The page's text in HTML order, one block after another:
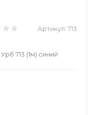
Артикул: 713
713 (1м) синий